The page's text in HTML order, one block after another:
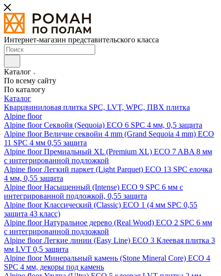
Интернет-магазин представительского класса
Каталог
По всему сайту
По каталогу
Каталог
Кварцвиниловая плитка SPC, LVT, WPC, ПВХ плитка
Alpine floor
Alpine floor Секвойя (Sequoia) ECO 6 SPC 4 мм, 0,5 защита
Alpine floor Величие секвойи 4 mm (Grand Sequoia 4 mm) ECO
11 SPC 4 мм 0,55 защита
Alpine floor Премиальный XL (Premium XL) ECO 7 ABA 8 мм
с интегрированной подложкой
Alpine floor Легкий паркет (Light Parquet) ECO 13 SPC елочка
4 мм, 0,55 защита
Alpine floor Насыщенный (Intense) ECO 9 SPC 6 мм с
интегрированной подложкой, 0,55 защита
Alpine floor Классический (Classic) ECO 1 (4 мм SPC 0,55
защита 43 класс)
Alpine floor Натуральное дерево (Real Wood) ECO 2 SPC 6 мм
с интегрированной подложкой
Alpine floor Легкие линии (Easy Line) ECO 3 Клеевая плитка 3
мм LVT 0,5 защита
Alpine floor Минеральный камень (Stone Mineral Core) ECO 4
SPC 4 мм, декоры под камень